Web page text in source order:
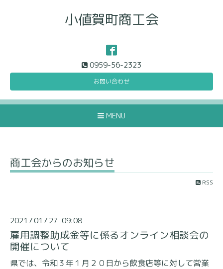
小値賀町商工会
0959-56-2323
お問い合わせ
MENU
商工会からのお知らせ
RSS
2021 /01 / 27 09:08
雇用調整助成金等に係るオンライン相談会の
開催について
県では、令和３年１月２０日から飲食店等に対して営業